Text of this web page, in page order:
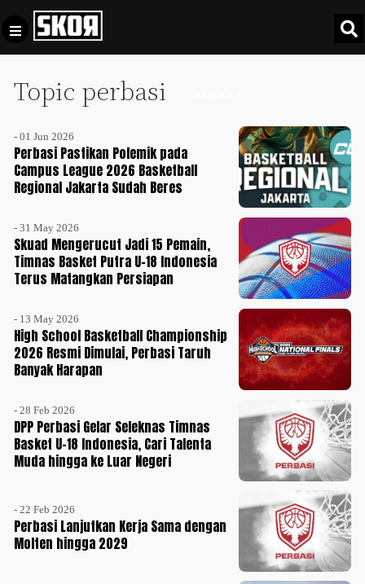
Topic perbasi
- 01 Jun 2026
Perbasi Pastikan Polemik pada
Campus League 2026 Basketball
Regional Jakarta Sudah Beres
- 31 May 2026
Skuad Mengerucut Jadi 15 Pemain,
Timnas Basket Putra U-18 Indonesia
Terus Matangkan Persiapan
- 13 May 2026
High School Basketball Championship
2026 Resmi Dimulai, Perbasi Taruh
Banyak Harapan
- 28 Feb 2026
DPP Perbasi Gelar Seleknas Timnas
Basket U-18 Indonesia, Cari Talenta
Muda hingga ke Luar Negeri
- 22 Feb 2026
Perbasi Lanjutkan Kerja Sama dengan
Molten hingga 2029
Football +
Culture +
Sports
Timnas
Indonesia
SPECIAL
Video
Privacy
Pedoman
Pemberitaan
Media
Disclaimer
Tentang